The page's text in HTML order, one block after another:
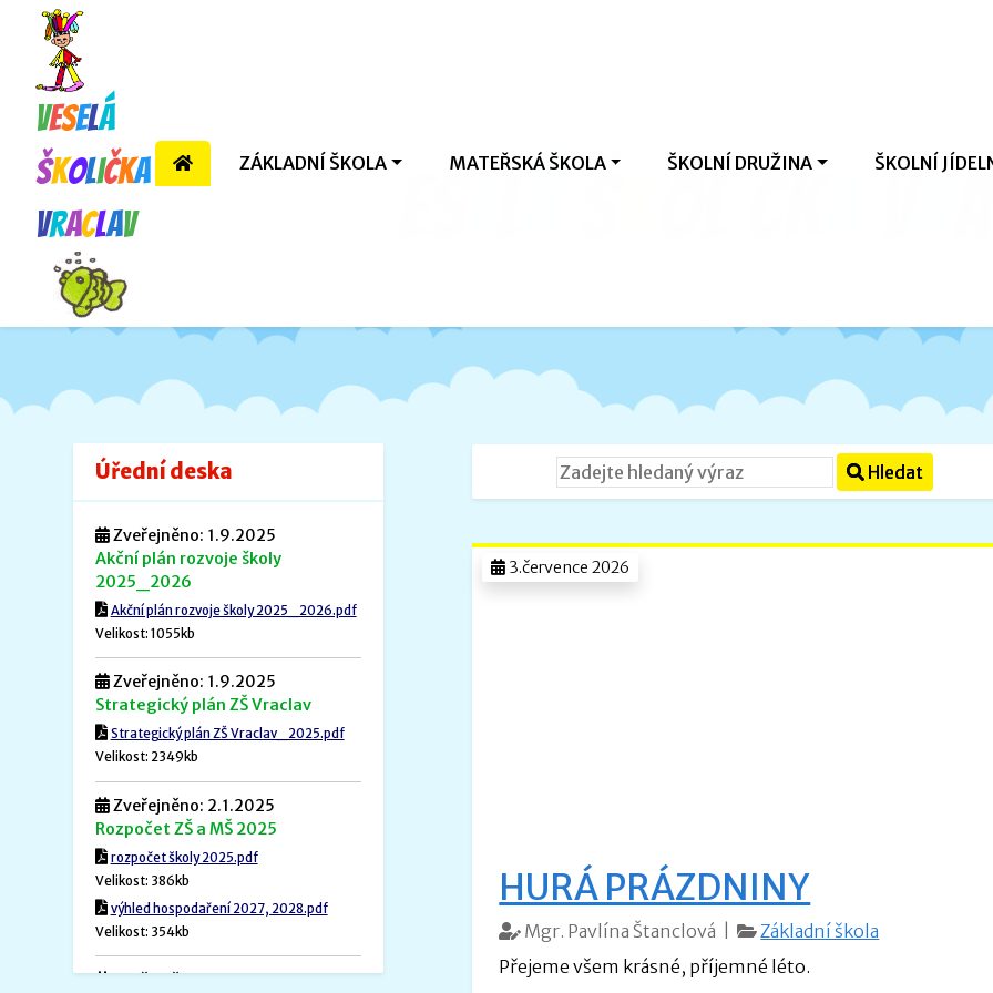
Veselá
školička
Vraclav
ZÁKLADNÍ ŠKOLA MATEŘSKÁ ŠKOLA ŠKOLNÍ DRUŽINA ŠKOLNÍ
Hledat
3.července 2026
HURÁ PRÁZDNINY
Mgr. Pavlína Štanclová |
Základní škola
Přejeme všem krásné, příjemné léto.
Úřední deska
Zveřejněno: 1.9.2025
Akční plán rozvoje školy
2025_2026
Akční plán rozvoje školy 2025_2026.pdf
Velikost: 1055kb
Zveřejněno: 1.9.2025
Strategický plán ZŠ Vraclav
Strategický plán ZŠ Vraclav_2025.pdf
Velikost: 2349kb
Zveřejněno: 2.1.2025
Rozpočet ZŠ a MŠ 2025
rozpočet školy 2025.pdf
Velikost: 386kb
výhled hospodaření 2027, 2028.pdf
Velikost: 354kb
Zveřejněno: 1.12.2024